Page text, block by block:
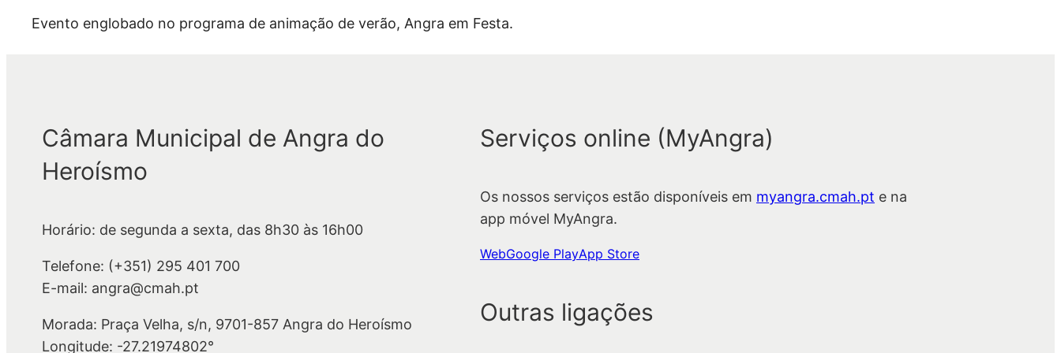
Evento englobado no programa de animação de verão, Angra em Festa.
Câmara Municipal de Angra do
Heroísmo
Horário: de segunda a sexta, das 8h30 às 16h00
Telefone: (+351) 295 401 700
E-mail: angra@cmah.pt
Morada: Praça Velha, s/n, 9701-857 Angra do Heroísmo
Longitude: -27.21974802°
Serviços online (MyAngra)
Os nossos serviços estão disponíveis em myangra.cmah.pt e na
app móvel MyAngra.
WebGoogle PlayApp Store
Outras ligações